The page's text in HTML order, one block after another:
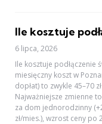
Ile kosztuje
6 lipca, 2026
Ile kosztuje podłączenie
miesięczny koszt w
dopłat) to zwykle 45–70
Najważniejsze zmienne
za dom jednorodzinny
zł/mies.), wzrost ceny po